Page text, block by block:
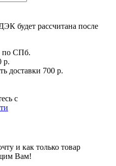
будет рассчитана после
по СПб.
р.
доставки 700 р.
с
и как только товар
Вам!